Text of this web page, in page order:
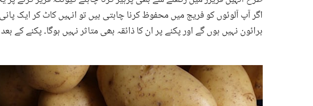
اگر آپ آلوئوں کو فریج میں محفوظ کرنا چاہتی ہیں تو انہیں کاٹ کر ایک
برائون نہیں ہوں گے اور پکنے پر ان کا ذائقہ بھی متاثر نہیں ہوگا۔ پکنے کے بعد آلوئون کو زیادہ سے زیادہ 2 دن